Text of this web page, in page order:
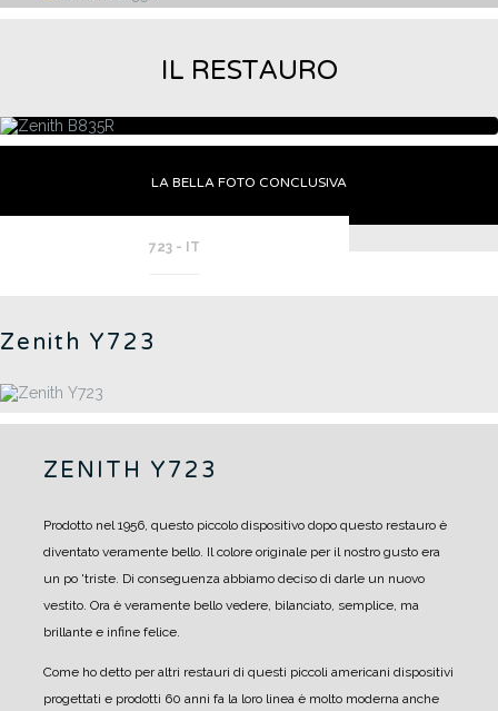
IL RESTAURO
LA BELLA FOTO CONCLUSIVA
723 - IT
Zenith Y723
ZENITH Y723
Prodotto nel 1956, questo piccolo dispositivo dopo questo restauro è
diventato veramente bello. Il colore originale per il nostro gusto era
un po 'triste. Di conseguenza abbiamo deciso di darle un nuovo
vestito. Ora è veramente bello vedere, bilanciato, semplice, ma
brillante e infine felice.
Come ho detto per altri restauri di questi piccoli americani dispositivi
progettati e prodotti 60 anni fa la loro linea è molto moderna anche